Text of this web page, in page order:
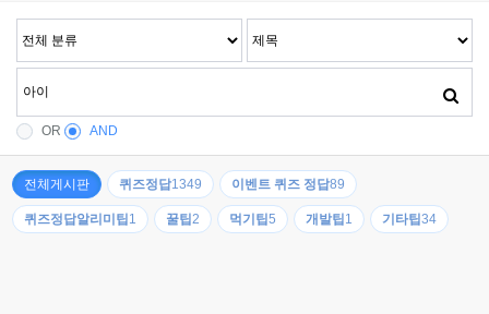
OR AND
전체게시판 퀴즈정답1349 이벤트 퀴즈 정답89
퀴즈정답알리미팁1 꿀팁2 먹기팁5 개발팁1 기타팁34